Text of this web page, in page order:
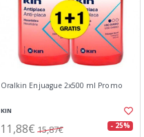
Oralkin Enjuague 2x500 ml Promo
KIN
11,88€ 15,87€ - 25%